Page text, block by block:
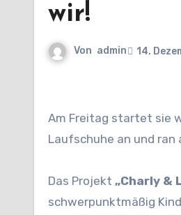
wir!
Von admin 14.
Am Freitag startet sie wieder – die 3. RSV-Lauf-Challenge! Und für diese sozialen Projekte sammeln wir! Also
Laufschuhe an und ran
Das Projekt „Charly &
schwerpunktmäßig